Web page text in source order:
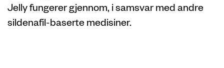
Jelly fungerer gjennom, i samsvar med andre
sildenafil-baserte medisiner.